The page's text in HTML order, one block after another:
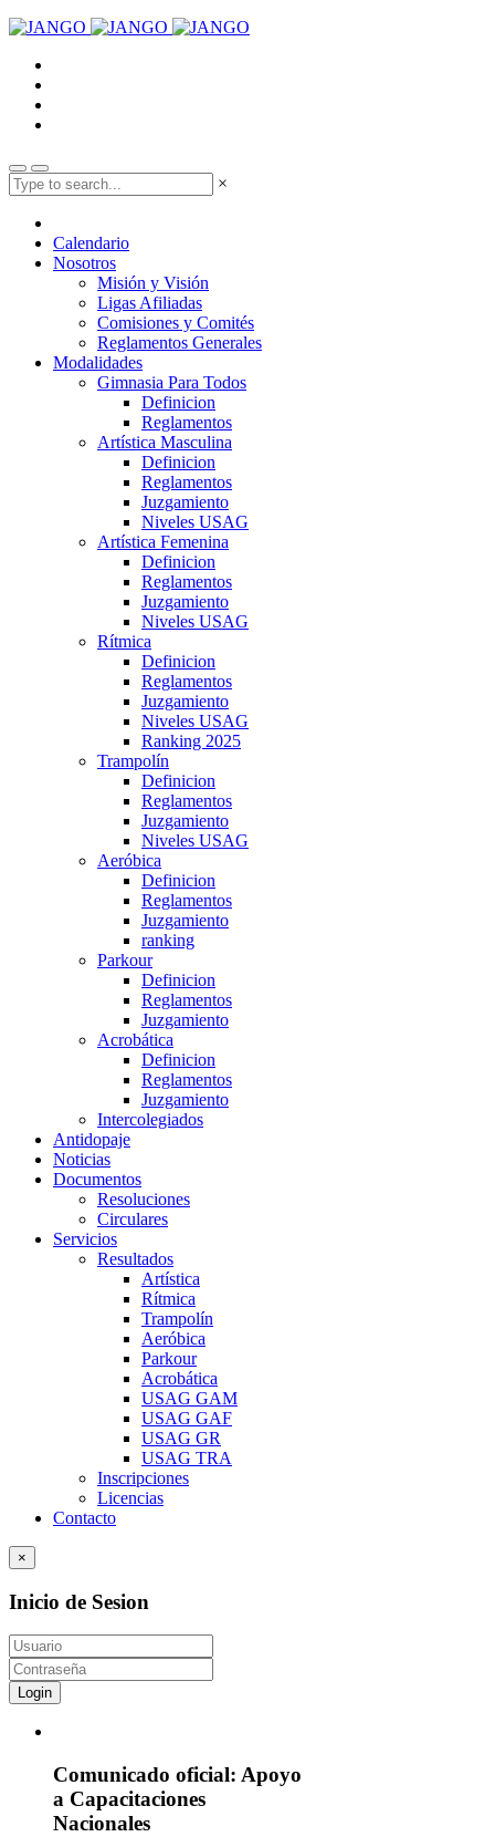
×
Calendario
Nosotros
Misión y Visión
Ligas Afiliadas
Comisiones y Comités
Reglamentos Generales
Modalidades
Gimnasia Para Todos
Definicion
Reglamentos
Artística Masculina
Definicion
Reglamentos
Juzgamiento
Niveles USAG
Artística Femenina
Definicion
Reglamentos
Juzgamiento
Niveles USAG
Rítmica
Definicion
Reglamentos
Juzgamiento
Niveles USAG
Ranking 2025
Trampolín
Definicion
Reglamentos
Juzgamiento
Niveles USAG
Aeróbica
Definicion
Reglamentos
Juzgamiento
ranking
Parkour
Definicion
Reglamentos
Juzgamiento
Acrobática
Definicion
Reglamentos
Juzgamiento
Intercolegiados
Antidopaje
Noticias
Documentos
Resoluciones
Circulares
Servicios
Resultados
Artística
Rítmica
Trampolín
Aeróbica
Parkour
Acrobática
USAG GAM
USAG GAF
USAG GR
USAG TRA
Inscripciones
Licencias
Contacto
×
Inicio de Sesion
Login
Comunicado oficial: Apoyo
a Capacitaciones
Nacionales